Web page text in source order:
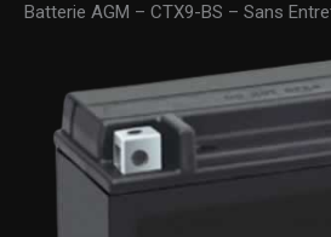
Batterie AGM – CTX9-BS – Sans
Parts
Unlimited